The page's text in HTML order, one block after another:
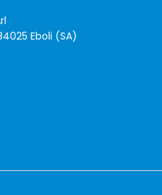
Eboli (SA)